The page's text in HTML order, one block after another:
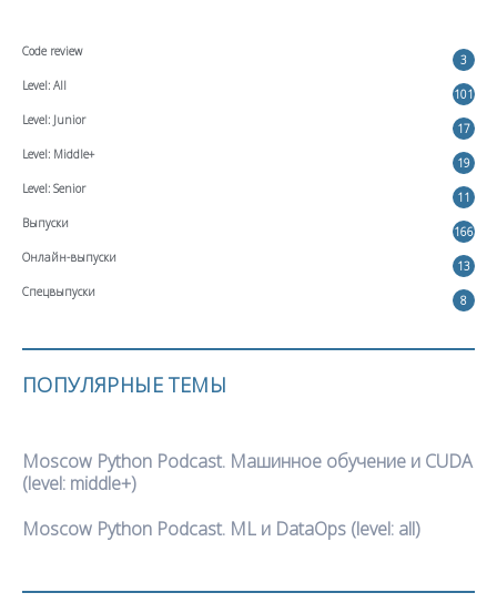
Code review
3
Level: All
101
Level: Junior
17
Level: Middle+
19
Level: Senior
11
Выпуски
166
Онлайн-выпуски
13
Спецвыпуски
8
ПОПУЛЯРНЫЕ ТЕМЫ
Moscow Python Podcast. Машинное обучение и CUDA
(level: middle+)
Moscow Python Podcast. ML и DataOps (level: all)